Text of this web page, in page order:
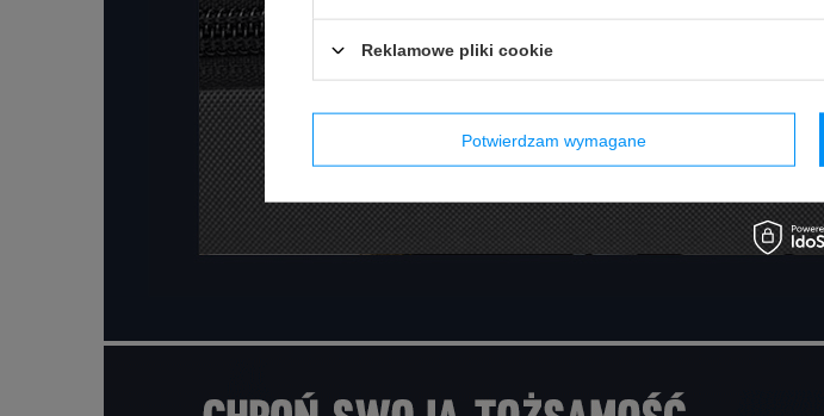
Reklamowe pliki cookie
Potwierdzam wymagane